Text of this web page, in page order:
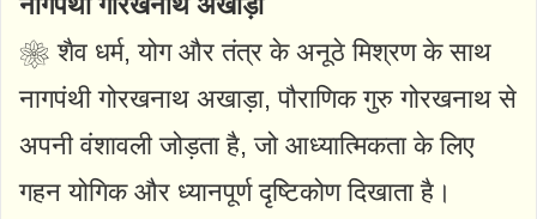
❀ शैव धर्म, योग और तंत्र के अनूठे मिश्रण के साथ
नागपंथी गोरखनाथ अखाड़ा, पौराणिक गुरु गोरखनाथ से
अपनी वंशावली जोड़ता है, जो आध्यात्मिकता के लिए
गहन योगिक और ध्यानपूर्ण दृष्टिकोण दिखाता है।